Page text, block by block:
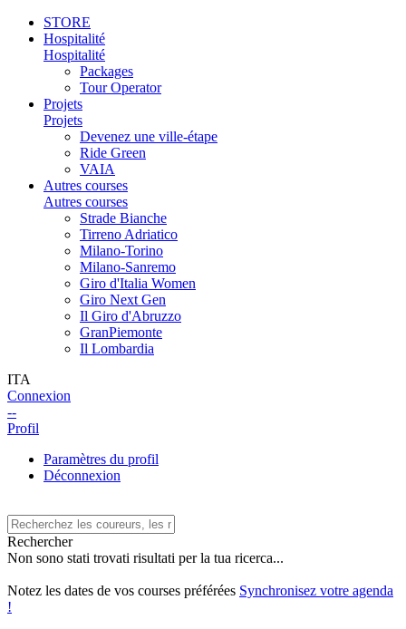
STORE
Hospitalité
Hospitalité
Packages
Tour Operator
Projets
Projets
Devenez une ville-étape
Ride Green
VAIA
Autres courses
Autres courses
Strade Bianche
Tirreno Adriatico
Milano-Torino
Milano-Sanremo
Giro d'Italia Women
Giro Next Gen
Il Giro d'Abruzzo
GranPiemonte
Il Lombardia
ITA
Connexion
--
Profil
Paramètres du profil
Déconnexion
Rechercher
Non sono stati trovati risultati per la tua ricerca...
Notez les dates de vos courses préférées Synchronisez votre agenda
!